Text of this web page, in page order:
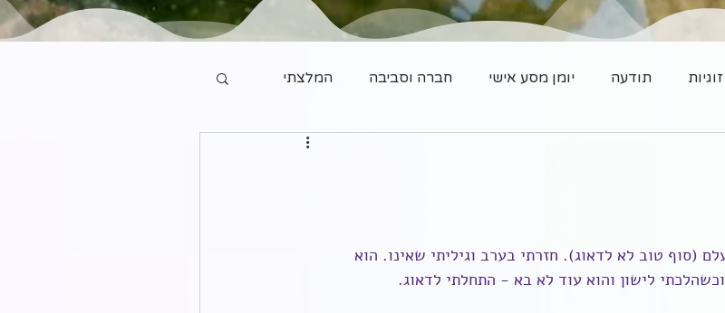
זוגיות תודעה יומן מסע אישי חברה וסביבה המלצתי
(סוף טוב לא לדאוג). חזרתי בערב וגיליתי שאינו. הוא
לישון והוא עוד לא בא - התחלתי לדאוג.